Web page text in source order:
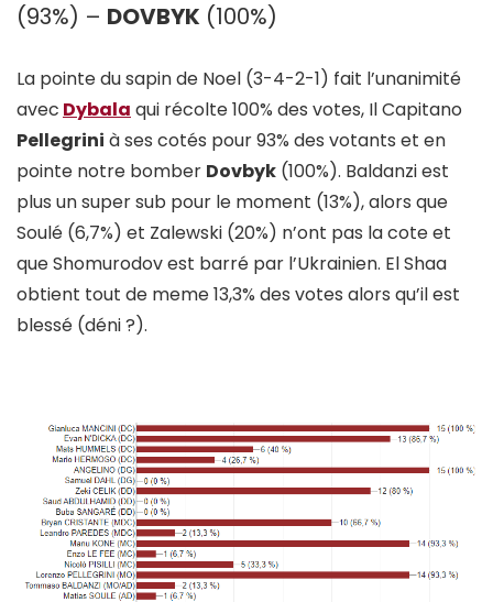
(93%) – DOVBYK (100%)
La pointe du sapin de Noel (3-4-2-1) fait l’unanimité
avec Dybala qui récolte 100% des votes, Il Capitano
Pellegrini à ses cotés pour 93% des votants et en
pointe notre bomber Dovbyk (100%). Baldanzi est
plus un super sub pour le moment (13%), alors que
Soulé (6,7%) et Zalewski (20%) n’ont pas la cote et
que Shomurodov est barré par l’Ukrainien. El Shaa
obtient tout de meme 13,3% des votes alors qu’il est
blessé (déni ?).